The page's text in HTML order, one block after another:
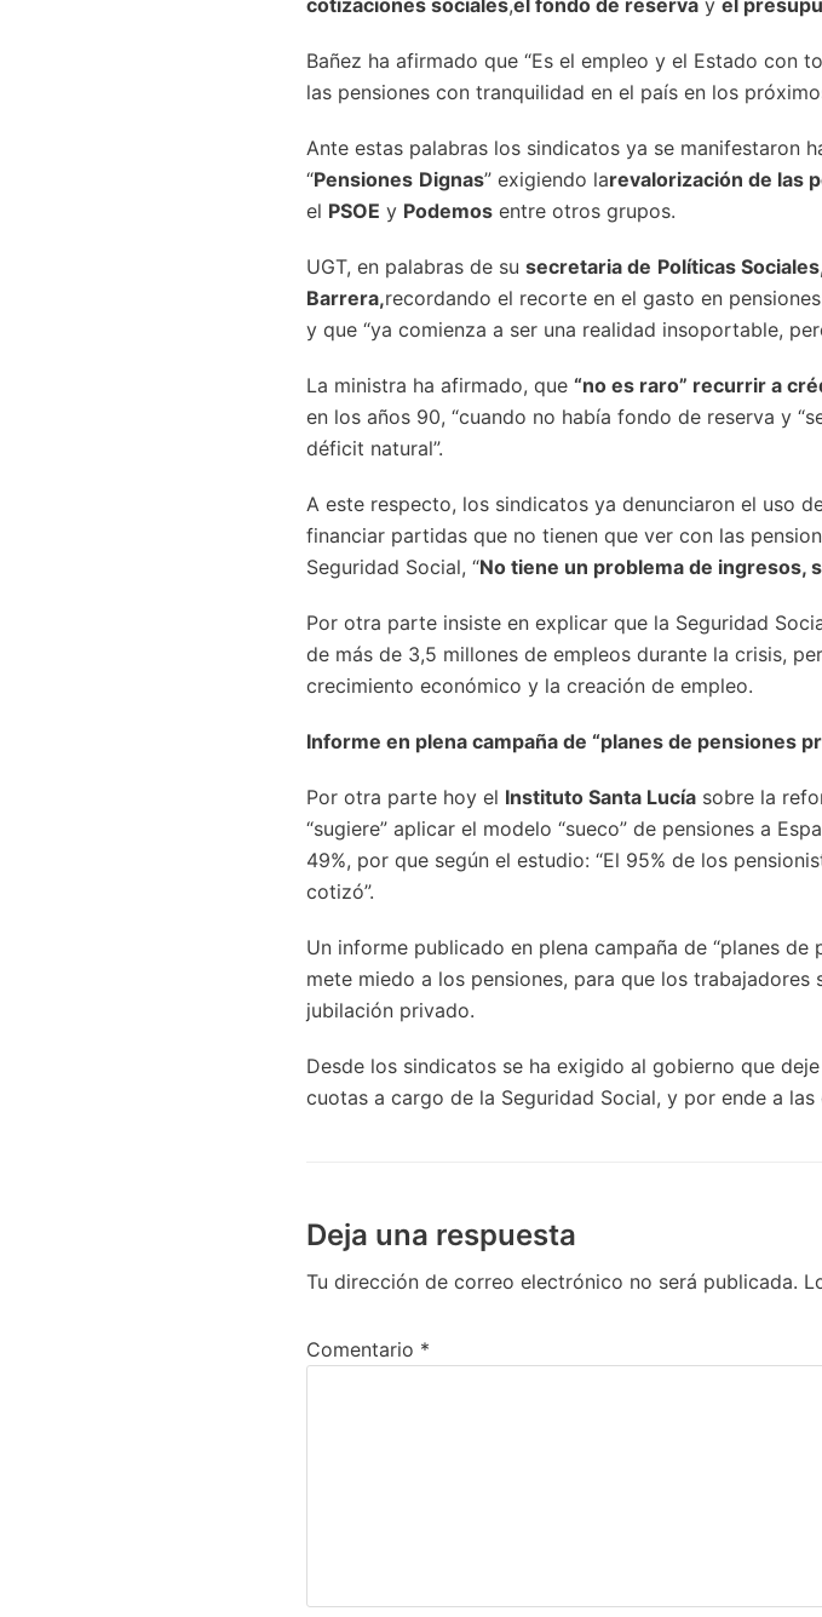
Bañez ha afirmado que “Es el empleo y el Estado con
las pensiones con tranquilidad en el país en los
Ante estas palabras los sindicatos ya se manifestaron
“Pensiones Dignas” exigiendo larevalorización de las
el PSOE y Podemosentre otros grupos.
UGT, en palabras de su secretaria de Políticas
Barrera,recordando el recorte en el gasto en
y que “ya comienza a ser una realidad insoportable,
La ministra ha afirmado, que “no es raro” recurrir a
en los años 90, “cuando no había fondo de reserva y
déficit natural”.
A este respecto, los sindicatos ya denunciaron el uso
financiar partidas que no tienen que ver con las
Seguridad Social, “No tiene un problema de ingresos,
Por otra parte insiste en explicar que la Seguridad
de más de 3,5 millones de empleos durante la crisis,
crecimiento económico y la creación de empleo.
Informe en plena campaña de “planes de pensiones
Por otra parte hoy el Instituto Santa Lucíasobre la
“sugiere” aplicar el modelo “sueco” de pensiones a
49%, por que según el estudio: “El 95% de los
cotizó”.
Un informe publicado en plena campaña de “planes
mete miedo a los pensiones, para que los
jubilación privado.
Desde los sindicatos se ha exigido al gobierno que
cuotas a cargo de la Seguridad Social, y por ende a
Deja una respuesta
Tu dirección de correo electrónico no será publicada.
Comentario *